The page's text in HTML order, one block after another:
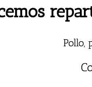
Pollo,